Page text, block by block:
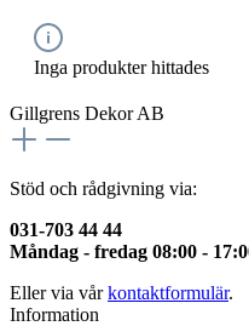
Inga produkter hittades
Gillgrens Dekor AB
Stöd och rådgivning via:
031-703 44 44
Måndag - fredag 08:00 -
Eller via vårkontaktformulär.
Information